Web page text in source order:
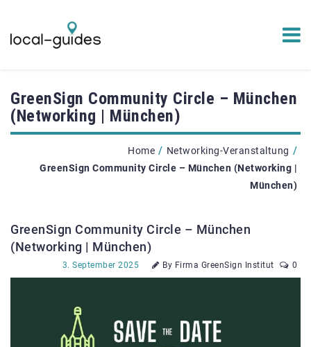
GreenSign Community Circle – München
(Networking | München)
Home / Networking-Veranstaltung /
GreenSign Community Circle – München (Networking |
München)
GreenSign Community Circle – München
(Networking | München)
3. September 2025 By Firma GreenSign Institut 0